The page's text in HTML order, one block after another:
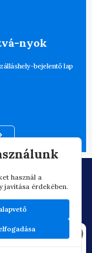
nyok
bejelentő lap
AJÁNLÁS
OIF/FACEBOOK
használ a
javítása érdekében.